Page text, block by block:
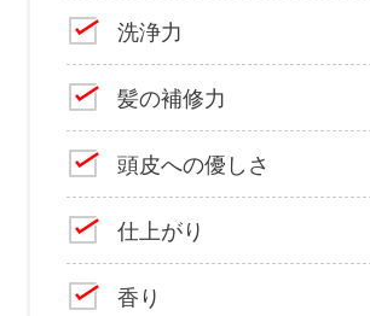
洗浄力
髪の補修力
頭皮への優しさ
仕上がり
香り